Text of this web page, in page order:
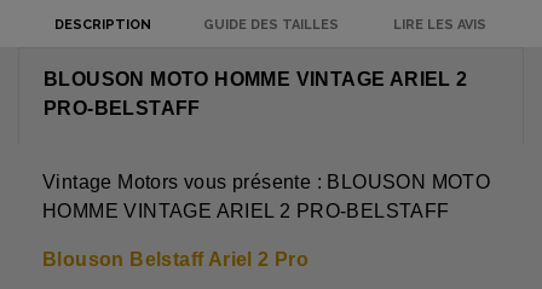
DESCRIPTION GUIDE DES TAILLES LIRE LES AVIS
BLOUSON MOTO HOMME VINTAGE ARIEL 2
PRO-BELSTAFF
Vintage Motors vous présente : BLOUSON MOTO
HOMME VINTAGE ARIEL 2 PRO-BELSTAFF
Blouson Belstaff Ariel 2 Pro